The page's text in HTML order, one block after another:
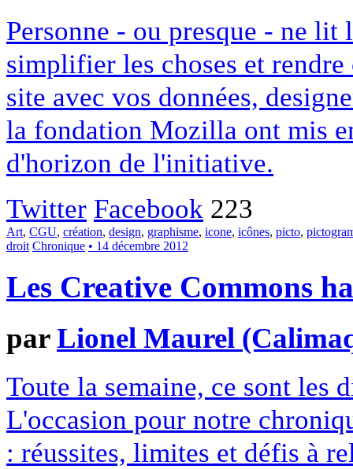
Personne - ou presque - ne
simplifier les choses et
site avec vos données,
la fondation Mozilla ont mis
d'horizon de l'initiative.
Twitter Facebook 223
Art, CGU, création, design, graphisme, icone, icônes, picto,
droit Chronique • 14 décembre 2012
Les Creative Commons
parLionel Maurel
Toute la semaine, ce sont les
L'occasion pour notre
: réussites, limites et défis à